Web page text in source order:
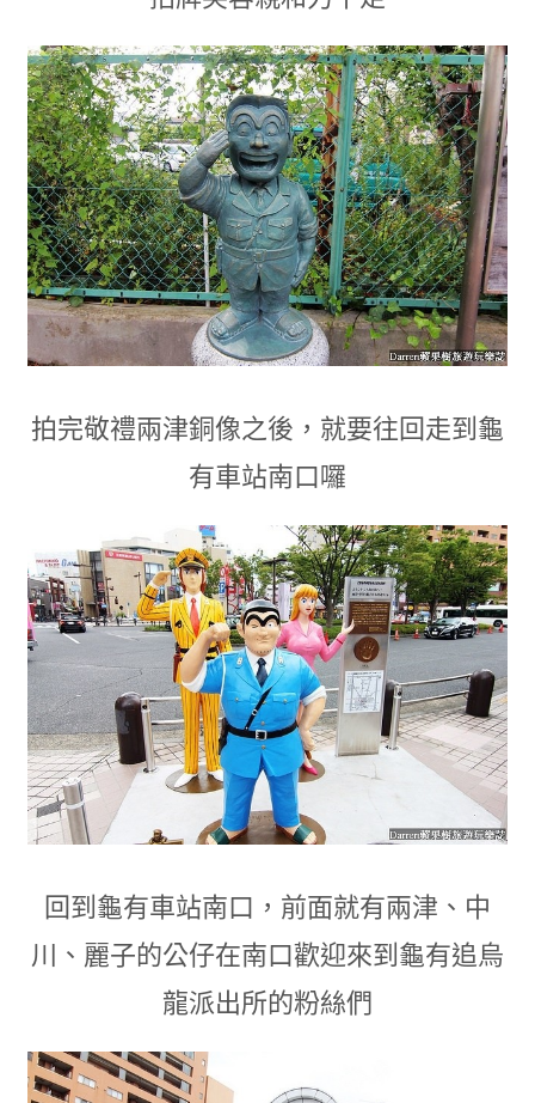
拍完敬禮兩津銅像之後 ， 就要往回走到龜
有車站南口囉
回到龜有車站南口 ， 前面就有兩津 、 中
川
、 麗子的公仔在南口歡迎來到龜有追烏
龍派出所的粉絲們